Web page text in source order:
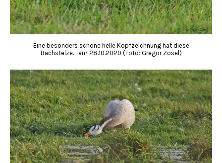
Eine besonders schöne helle Kopfzeichnung hat diese
Bachstelze…..am 28.10.2020 (Foto: Gregor Zosel)